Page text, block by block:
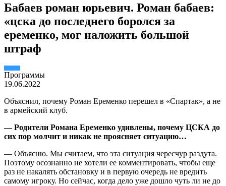
Бабаев роман юрьевич. Роман бабаев:
«цска до последнего боролся за
еременко, мог наложить большой
штраф
Пpогpаммы
19.06.2022
Объяснил, почему Роман Еременко перешел в «Спартак», а не
в армейский клуб.
— Родители Романа Еременко удивлены, почему ЦСКА до
сих пор молчит и никак не проясняет ситуацию…
— Объясню. Мы считаем, что эта ситуация чересчур раздута.
Поэтому осознанно не хотели ее комментировать, чтобы еще
раз не накалять обстановку и в первую очередь не вредить
самому игроку. Но сейчас, когда дело уже дошло чуть ли не до